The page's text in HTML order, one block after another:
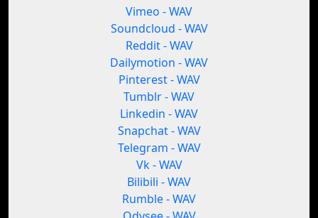
Vimeo - WAV
Soundcloud - WAV
Reddit - WAV
Dailymotion - WAV
Pinterest - WAV
Tumblr - WAV
Linkedin - WAV
Snapchat - WAV
Telegram - WAV
Vk - WAV
Bilibili - WAV
Rumble - WAV